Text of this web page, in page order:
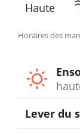
Horaires des
Haute
Lever du